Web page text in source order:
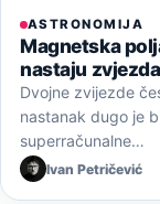
ASTRONOMIJA
Magnetska
nastaju
Dvojne zvijezde
nastanak dugo je
superračunalne…
Ivan Petričević